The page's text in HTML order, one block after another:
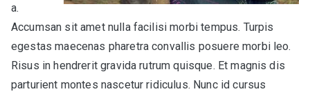
a.
Accumsan sit amet nulla facilisi morbi tempus. Turpis
egestas maecenas pharetra convallis posuere morbi leo.
Risus in hendrerit gravida rutrum quisque. Et magnis dis
parturient montes nascetur ridiculus. Nunc id cursus